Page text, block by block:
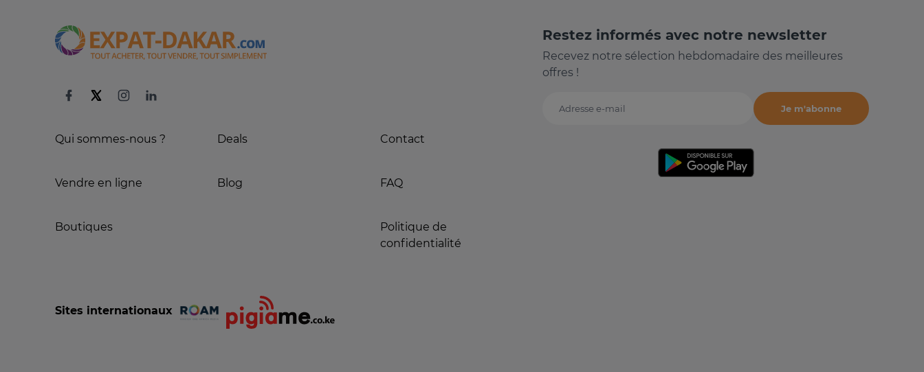
Qui sommes-nous ?
Vendre en ligne
Boutiques
Deals
Blog
Contact
FAQ
Politique de
confidentialité
Restez informés avec notre newsletter
Recevez notre sélection hebdomadaire des meilleures
offres !
Adresse e-mail
Je m'abonne
Sites internationaux